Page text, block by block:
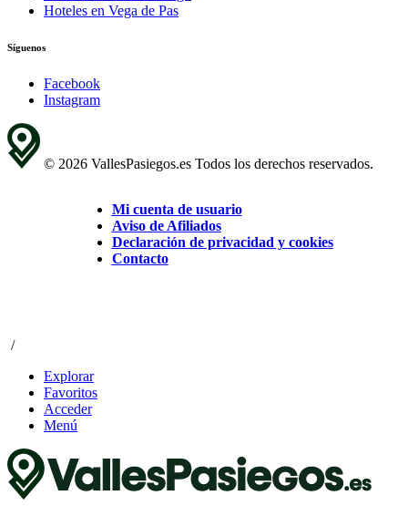
Hoteles en Vega de Pas
Síguenos
Facebook
Instagram
© 2026 VallesPasiegos.es Todos los derechos reservados.
Mi cuenta de usuario
Aviso de Afiliados
Declaración de privacidad y cookies
Contacto
/
Explorar
Favoritos
Acceder
Menú